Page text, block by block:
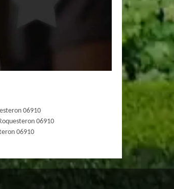
06910
06910
06910